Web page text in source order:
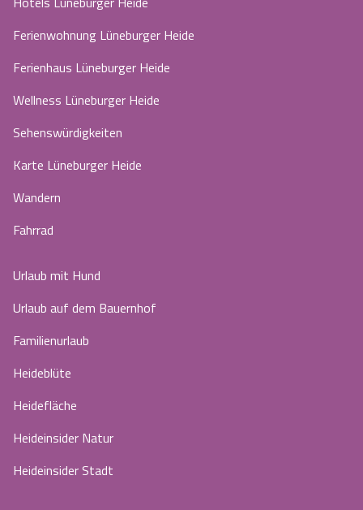
Ferienwohnung Lüneburger Heide
Ferienhaus Lüneburger Heide
Wellness Lüneburger Heide
Sehenswürdigkeiten
Karte Lüneburger Heide
Wandern
Fahrrad
Urlaub mit Hund
Urlaub auf dem Bauernhof
Familienurlaub
Heideblüte
Heidefläche
Heideinsider Natur
Heideinsider Stadt